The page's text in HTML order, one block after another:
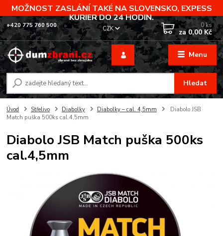
MOŽNOST ZASLÁNÍ TAKÉ NA SLOVENSKO, EXPESS
KURIER DO 24 HODIN.
Menu
CZK
Hledat
+420 775 760 500
(Po-Pá, 8-20 hod.)
0ks
za0,00 Kč
Úvod Střelivo Diabolky Diabolky – cal. 4,5mm
Diabolo JSB
Match puška 500ks cal.4,5mm
Diabolo JSB Match puška 500ks
cal.4,5mm